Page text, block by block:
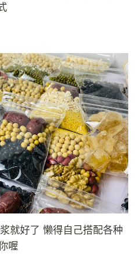
就好了 懒得自己搭配各种
喔